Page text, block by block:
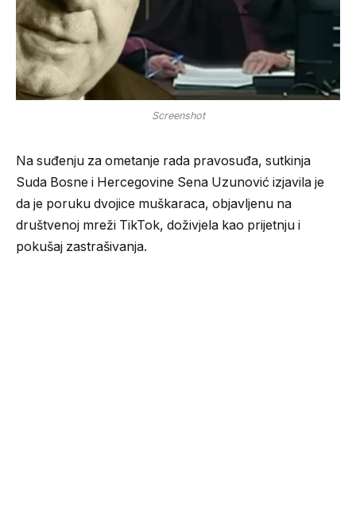
Screenshot
Na suđenju za ometanje rada pravosuđa, sutkinja
Suda Bosne i Hercegovine Sena Uzunović izjavila je
da je poruku dvojice muškaraca, objavljenu na
društvenoj mreži TikTok, doživjela kao prijetnju i
pokušaj zastrašivanja.